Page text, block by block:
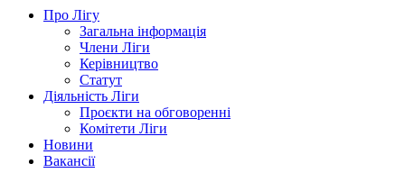
Про Лігу
Загальна інформація
Члени Ліги
Керівництво
Статут
Діяльність Ліги
Проєкти на обговоренні
Комітети Ліги
Новини
Вакансії